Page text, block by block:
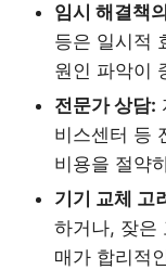
임시 해결책
등은 일시적
원인 파악이
전문가 상담:
비스센터 등
비용을 절약
기기 교체 고
하거나, 잦은
매가 합리적